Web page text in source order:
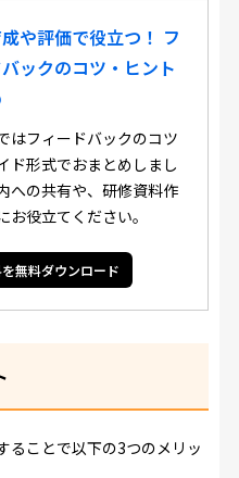
や評価で役立つ！ フ
ックのコツ・ヒント
はフィードバックのコツ
ド形式でおまとめしまし
への共有や、研修資料作
お役立てください。
無料ダウンロード
ることで以下の3つのメリッ